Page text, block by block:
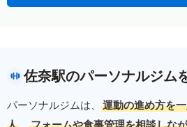
佐奈駅のパーソナルジム
パーソナルジムは、
運動の進め方を